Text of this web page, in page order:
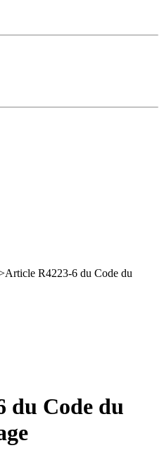
Article R4223-6 du Code du
du Code du